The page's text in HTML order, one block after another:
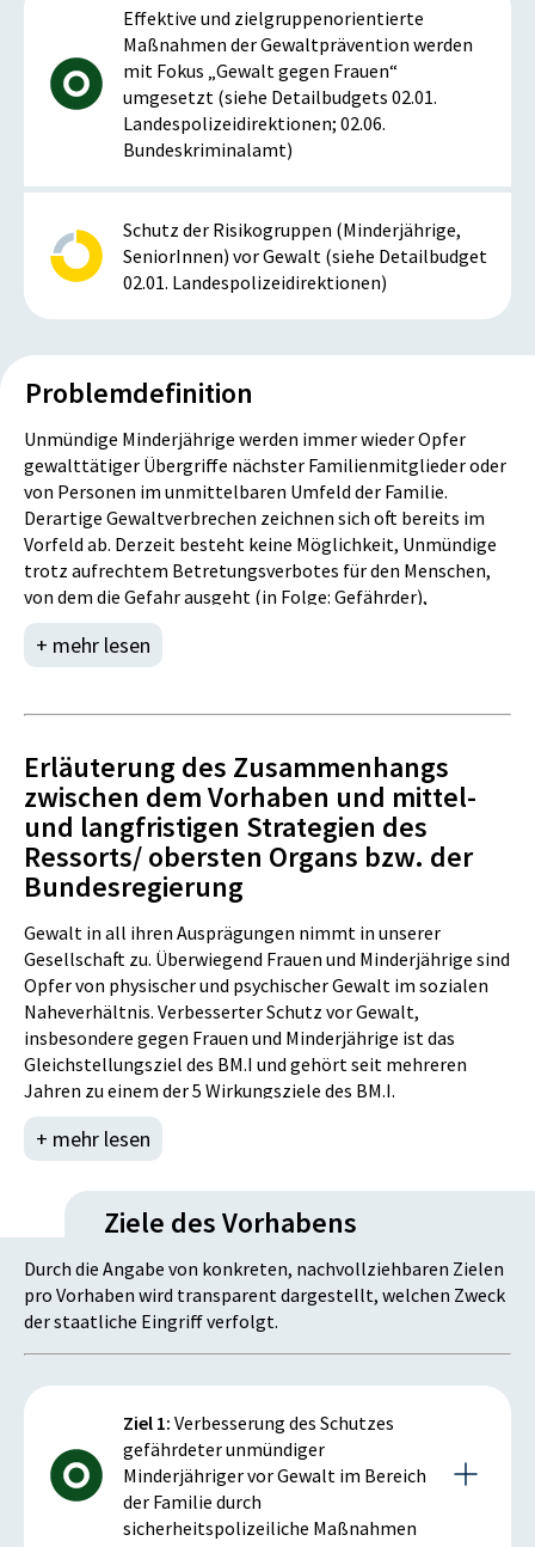
Effektive und zielgruppenorientierte
Maßnahmen der Gewaltprävention werden
mit Fokus „Gewalt gegen Frauen“
umgesetzt (siehe Detailbudgets 02.01.
Landespolizeidirektionen; 02.06.
Bundeskriminalamt)
Schutz der Risikogruppen (Minderjährige,
SeniorInnen) vor Gewalt (siehe Detailbudget
02.01. Landespolizeidirektionen)
Problemdefinition
Unmündige Minderjährige werden immer wieder Opfer
gewalttätiger Übergriffe nächster Familienmitglieder oder
von Personen im unmittelbaren Umfeld der Familie.
Derartige Gewaltverbrechen zeichnen sich oft bereits im
Vorfeld ab. Derzeit besteht keine Möglichkeit, Unmündige
trotz aufrechtem Betretungsverbotes für den Menschen,
von dem die Gefahr ausgeht (in Folge: Gefährder),
außerhalb der Wohnung mit Befugnissen des SPG zu
schützen. Es wird daher eine Ausweitung des
besser schützen zu können. Schätzungen gehen hier von
rund 100 Fällen pro Jahr aus. Des Weiteren soll durch die
Schaffung einer Verwaltungsstrafbestimmung eine
effektivere Durchsetzung von bestimmten, in einstweiligen
Verfügung getroffenen Anordnungen zum Schutz
gefährdeter Personen ermöglicht werden. 2012 schritten
Fällen auf Ersuchen der gefährdeten Person ein.
Davon unabhängig fehlt es derzeit an einer expliziten
Regelung im SPG, wonach für Schäden, die durch den
Gebrauch einer in Anspruch genommenen Sache bei der
Wahrnehmung der ersten allgemeinen
Hilfeleistungspflicht an dieser entstanden sind,
Entschädigung geleistet werden kann. Dieser Mangel wurde
auch im Zuge einer Volksanwaltschaftsbeschwerde
thematisiert.
+ mehr lesen
Erläuterung des Zusammenhangs
zwischen dem Vorhaben und mittel-
und langfristigen Strategien des
Ressorts/ obersten Organs bzw. der
Bundesregierung
Gewalt in all ihren Ausprägungen nimmt in unserer
Gesellschaft zu. Überwiegend Frauen und Minderjährige sind
Opfer von physischer und psychischer Gewalt im sozialen
Naheverhältnis. Verbesserter Schutz vor Gewalt,
insbesondere gegen Frauen und Minderjährige ist das
Gleichstellungsziel des BM.I und gehört seit mehreren
Jahren zu einem der 5 Wirkungsziele des BM.I.
+ mehr lesen
Ziele des Vorhabens
Durch die Angabe von konkreten, nachvollziehbaren Zielen
pro Vorhaben wird transparent dargestellt, welchen Zweck
der staatliche Eingriff verfolgt.
Ziel 1: Verbesserung des Schutzes
gefährdeter unmündiger
Minderjähriger vor Gewalt im Bereich
der Familie durch
sicherheitspolizeiliche Maßnahmen